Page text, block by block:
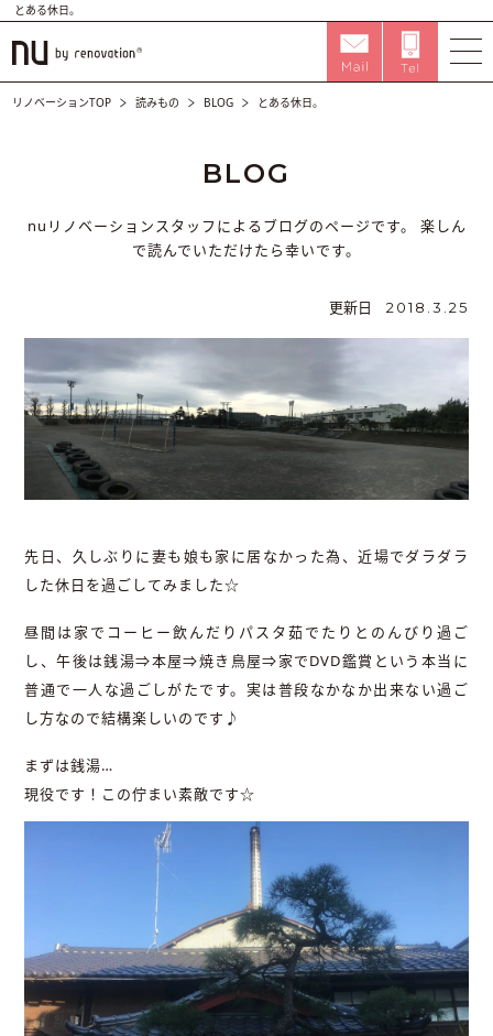
とある休日。
リノベーションTOP 読みもの BLOG とある休日。
BLOG
nuリノベーションスタッフによるブログのページです。
楽しん
で読んでいただけたら幸いです。
更新日 2018.3.25
先日、久しぶりに妻も娘も家に居なかった為、近場でダラダラ
した休日を過ごしてみました☆
昼間は家でコーヒー飲んだりパスタ茹でたりとのんびり過ご
し、午後は銭湯⇒本屋⇒焼き鳥屋⇒家でDVD鑑賞という本当に
普通で一人な過ごしがたです。実は普段なかなか出来ない過ご
し方なので結構楽しいのです♪
まずは銭湯…
現役です！この佇まい素敵です☆